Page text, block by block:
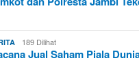
189 Dilihat
Jual Saham Piala